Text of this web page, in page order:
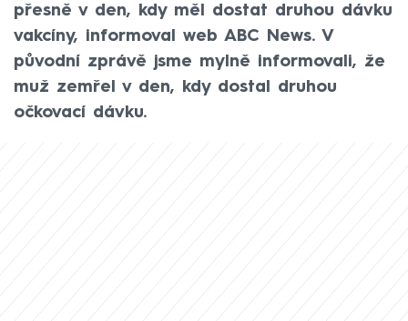
přesně v den, kdy měl dostat druhou dávku
vakcíny, informoval web ABC News. V
původní zprávě jsme mylně informovali, že
muž zemřel v den, kdy dostal druhou
očkovací dávku.